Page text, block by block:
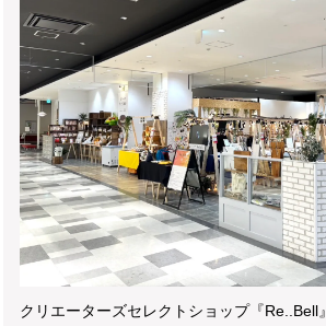
クリエーターズセレクトショップ『Re..Bell』